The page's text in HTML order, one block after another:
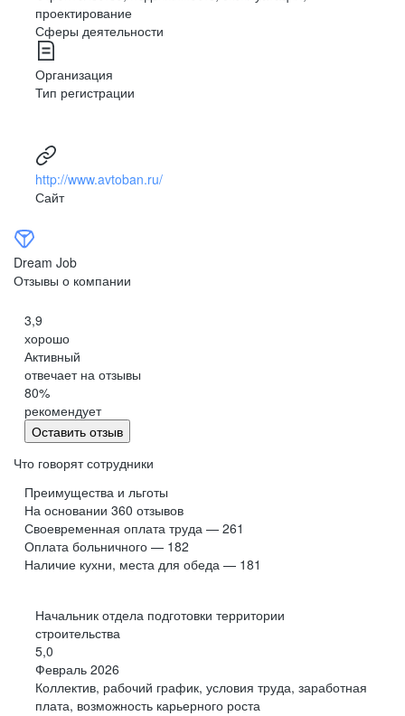
проектирование
Сферы деятельности
Организация
Тип регистрации
http://www.avtoban.ru/
Сайт
Dream Job
Отзывы о компании
3,9
хорошо
Активный
отвечает на отзывы
80%
рекомендует
Оставить отзыв
Что говорят сотрудники
Преимущества и льготы
На основании 360 отзывов
Своевременная оплата труда — 261
Оплата больничного — 182
Наличие кухни, места для обеда — 181
Начальник отдела подготовки территории
строительства
5,0
Февраль 2026
Коллектив, рабочий график, условия труда, заработная
плата, возможность карьерного роста